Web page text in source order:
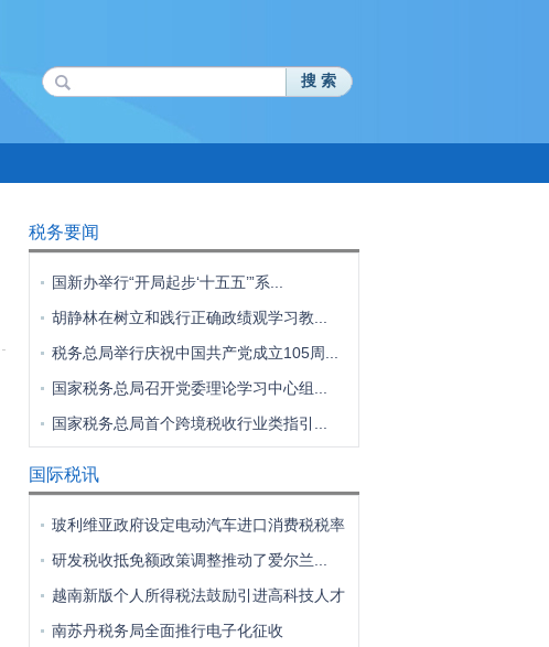
搜 索
税务要闻
国新办举行“开局起步‘十五五’”系...
胡静林在树立和践行正确政绩观学习教...
税务总局举行庆祝中国共产党成立105周...
国家税务总局召开党委理论学习中心组...
国家税务总局首个跨境税收行业类指引...
国际税讯
玻利维亚政府设定电动汽车进口消费税税率
研发税收抵免额政策调整推动了爱尔兰...
越南新版个人所得税法鼓励引进高科技人才
南苏丹税务局全面推行电子化征收